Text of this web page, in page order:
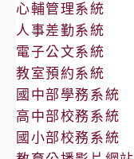
心輔管理系統
人事差勤系統
電子公文系統
教室預約系統
國中部學務系統
高中部校務系統
國小部校務系統